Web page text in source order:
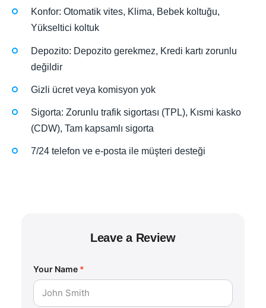
Konfor: Otomatik vites, Klima, Bebek koltuğu,
Yükseltici koltuk
Depozito: Depozito gerekmez, Kredi kartı zorunlu
değildir
Gizli ücret veya komisyon yok
Sigorta: Zorunlu trafik sigortası (TPL), Kısmi kasko
(CDW), Tam kapsamlı sigorta
7/24 telefon ve e-posta ile müşteri desteği
Leave a Review
Your Name *